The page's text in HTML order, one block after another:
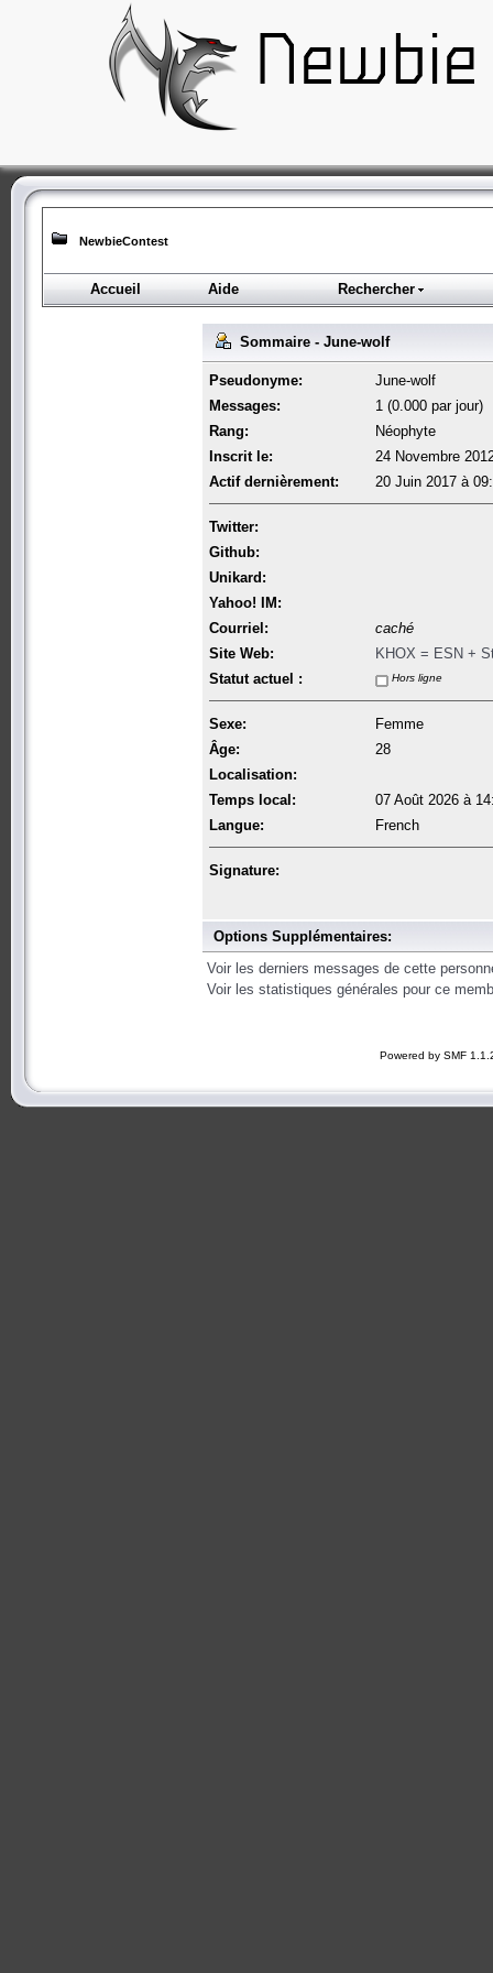
NewbieContest
Accueil Aide Rechercher
Sommaire - June-wolf
Pseudonyme:
June-wolf
Messages:
1 (0.000 par jour)
Rang:
Néophyte
Inscrit le:
24 Novembre
Actif dernièrement:
20 Juin 2017 à
Twitter:
Github:
Unikard:
Yahoo! IM:
Courriel:
caché
Site Web:
KHOX = ESN +
Statut actuel :
Hors ligne
Sexe:
Femme
Âge:
28
Localisation:
Temps local:
07 Août 2026 à
Langue:
French
Signature:
Options Supplémentaires:
Voir les derniers messages de cette
Voir les statistiques générales pour ce
Powered by SMF